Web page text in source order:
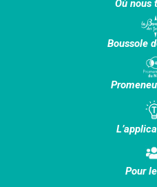
Où nous
Boussole
Pour